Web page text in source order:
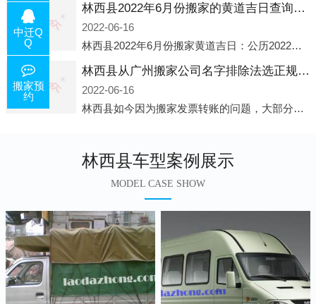
林西县2022年6月份搬家的黄道吉日查询大全一览表哪天适合搬家好日子
2022-06-16
林西县2022年6月份搬家黄道吉日：公历2022年6月1日 农历五月初三 星期三 冲兔(己卯)公历2022年6月4日 农历五月初六 星期六 冲马(壬午)公历2022年6月8日 农历五月初十 星期三 冲狗(丙
林西县从广州搬家公司名字排除法选正规公司
2022-06-16
林西县如今因为搬家发票转账的问题，大部分搬家公司都已经注册了营业执照，早5年前基本上所谓的搬家公司都是无注册状态也就是无照营业，由于企业注册量大增所以各种企业信息展示平台如雨后春笋般遍地开花，如：天眼查，企
林西县车型案例展示
MODEL CASE SHOW
中迁Q
Q
搬家预
约